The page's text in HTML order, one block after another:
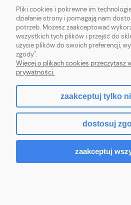
LUXUS DECOR|Mniszek 7A |28-366
Sklep internetowy
Pliki cookies i pokrewne im
działanie strony i pomagają nam
potrzeb. Możesz zaakceptować
wszystkich tych plików i przejść do
użycie plików do swoich preferencji,
zgody".
Więcej o plikach cookies przeczytasz
prywatności.
zaakceptuj tylko
dostosuj
zaakceptuj